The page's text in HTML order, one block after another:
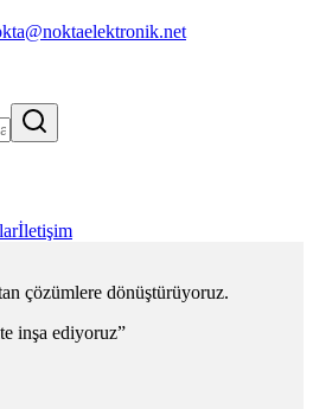
İletişim
çözümlere dönüştürüyoruz.
inşa ediyoruz”